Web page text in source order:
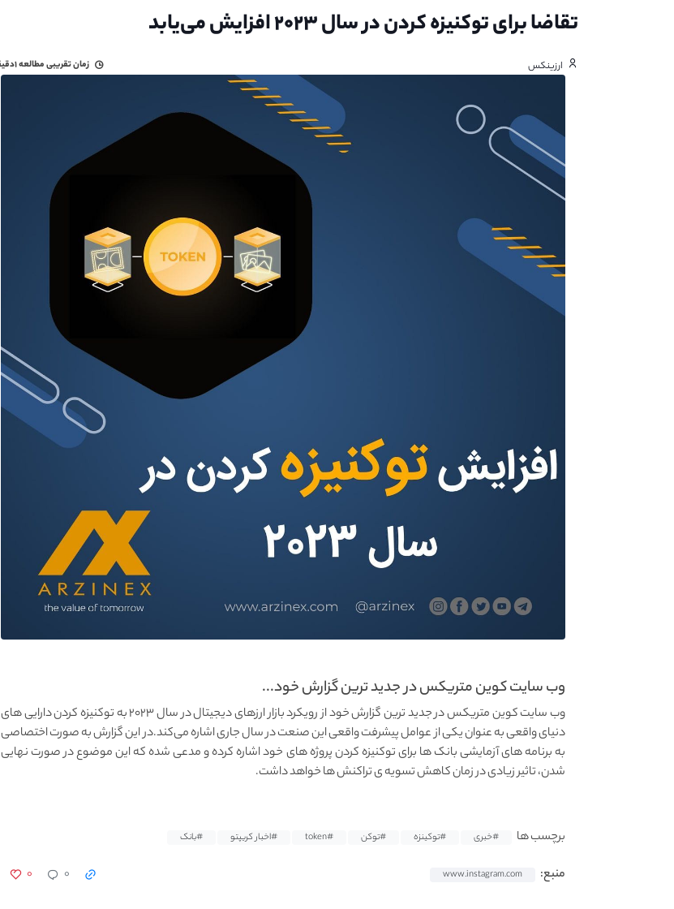
تقاضا برای توکنیزه‌ کردن در سال ۲۰۲۳ افزایش می‌یابد
ارزینکس زمان تقریبی مطالعه۱دقیقه
وب سایت کوین‌ متریکس در جدید ترین گزارش خود...
وب سایت کوین‌ متریکس در جدید ترین گزارش خود از رویکرد بازار ارزهای دیجیتال در سال ۲۰۲۳ به توکنیزه‌ کردن دارایی‌ های
دنیای واقعی به‌ عنوان یکی از عوامل پیشرفت واقعی این صنعت در سال جاری اشاره می‌کند.در این گزارش به صورت اختصاصی
به برنامه های آزمایشی بانک ها برای توکنیزه کردن پروژه های خود اشاره کرده و مدعی شده که این موضوع در صورت نهایی
شدن، تاثیر زیادی در زمان کاهش تسویه ی تراکنش ها خواهد داشت.
برچسب ها #خبری #توکینزه #توکن #token #اخبار کریپتو #بانک
منبع: www.instagram.com ۰ ۰